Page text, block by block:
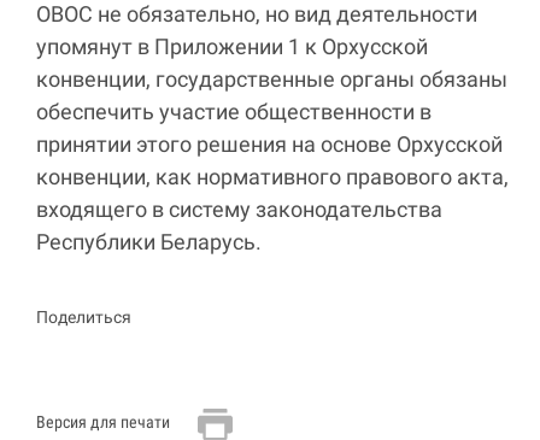
ОВОС не обязательно, но вид деятельности
упомянут в Приложении 1 к Орхусской
конвенции, государственные органы обязаны
обеспечить участие общественности в
принятии этого решения на основе Орхусской
конвенции, как нормативного правового акта,
входящего в систему законодательства
Республики Беларусь.
Поделиться
Версия для печати